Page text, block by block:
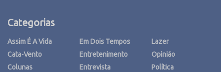
Categorias
Assim É A Vida
Cata-Vento
Colunas
Em Dois Tempos
Entretenimento
Entrevista
Lazer
Opinião
Política